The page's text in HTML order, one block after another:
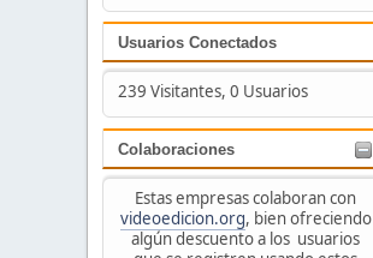
Usuarios Conectados
239 Visitantes, 0 Usuarios
Colaboraciones
Estas empresas colaboran con
videoedicion.org, bien ofreciendo
algún descuento a los usuarios